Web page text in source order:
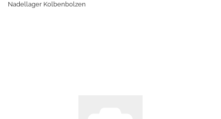
Nadellager Kolbenbolzen